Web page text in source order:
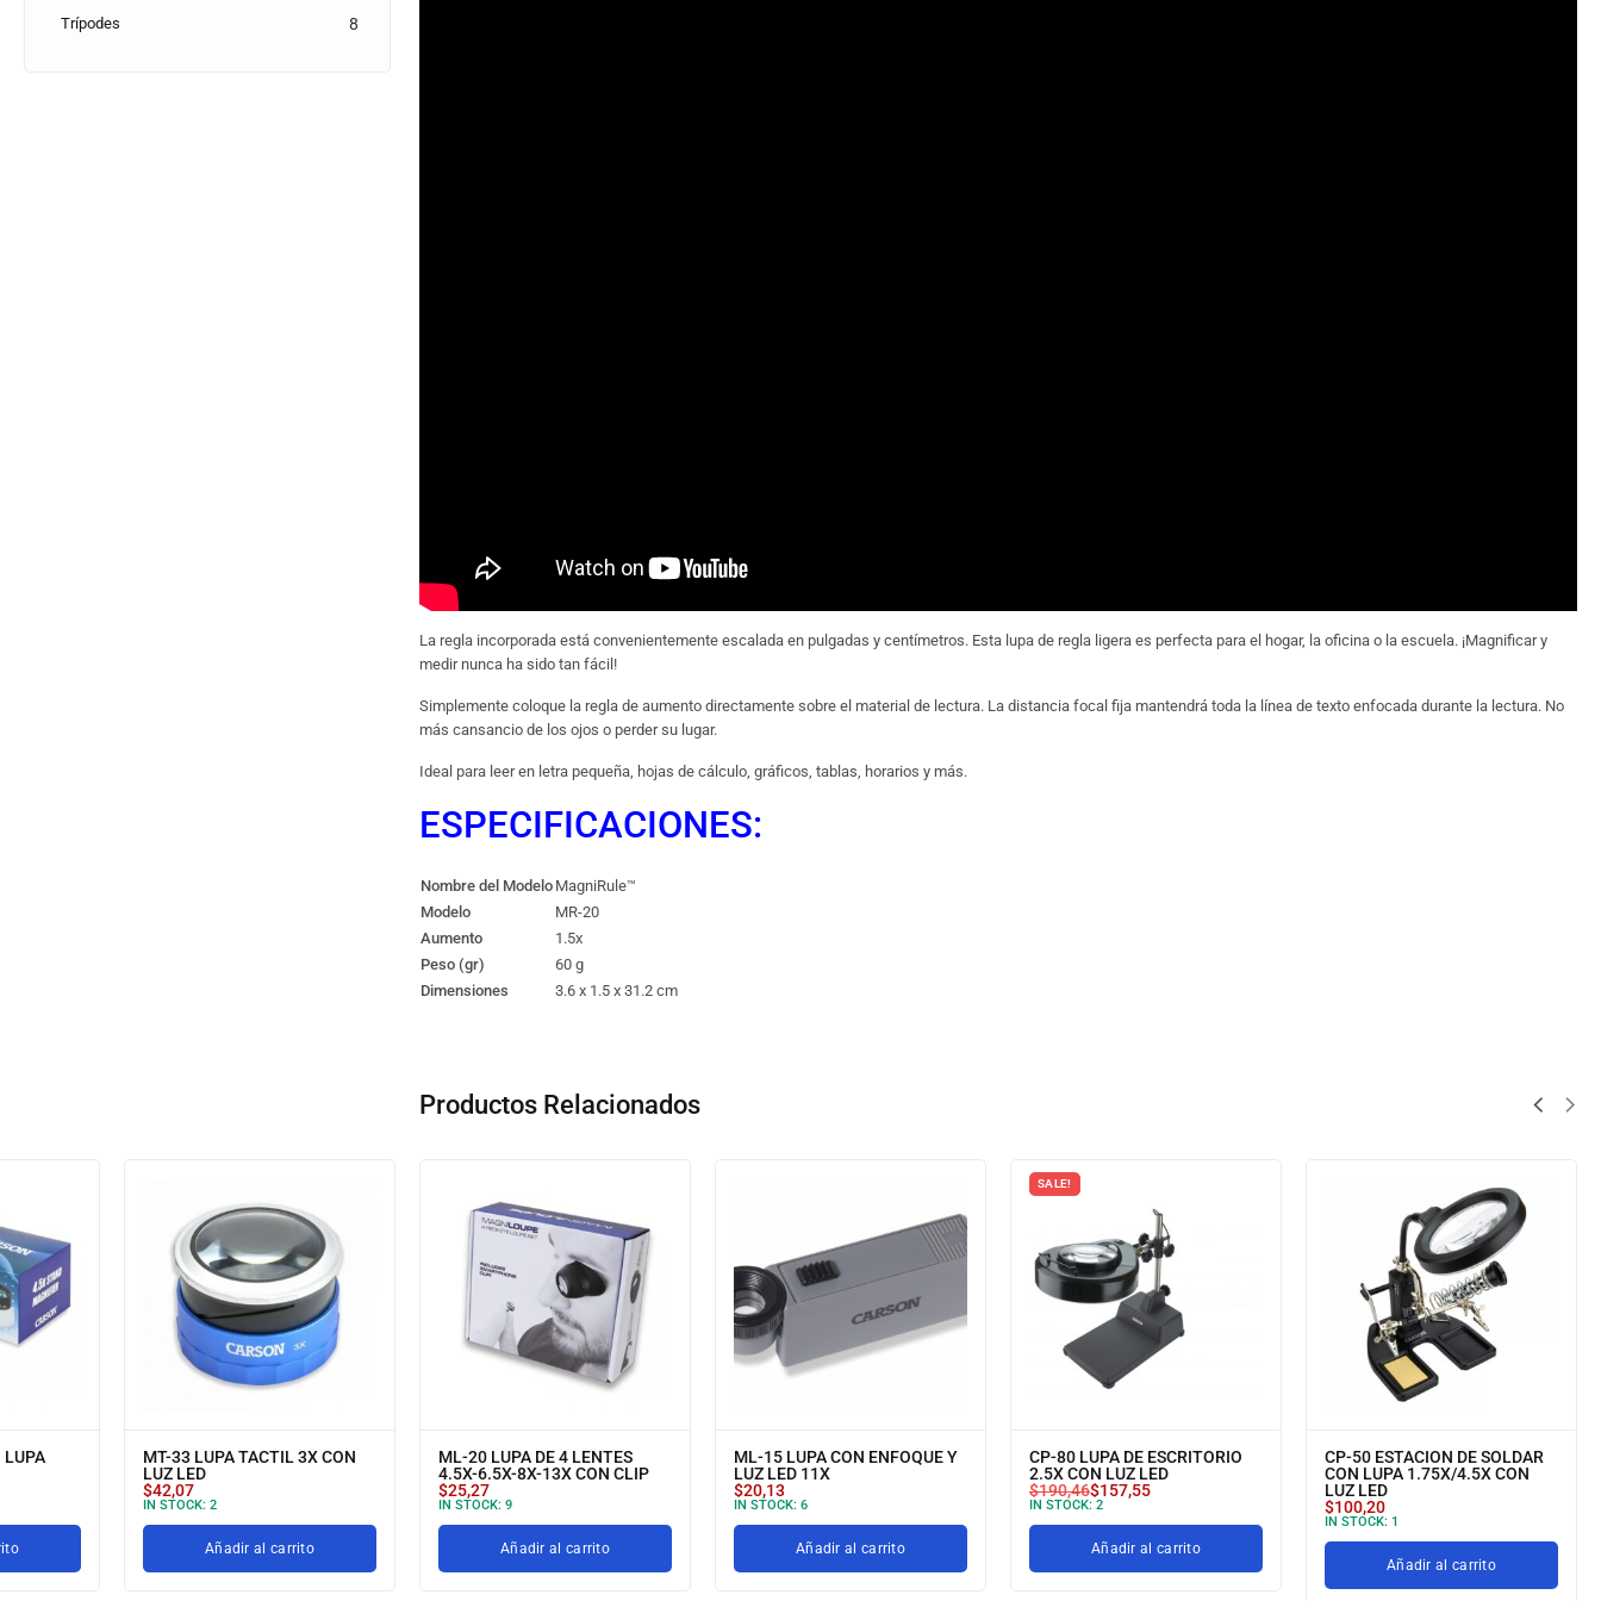
La regla incorporada está convenientemente escalada en pulgadas y centímetros. Esta lupa de regla ligera es perfecta para el hogar, la oficina o la escuela. ¡Magnificar y
medir nunca ha sido tan fácil!
Simplemente coloque la regla de aumento directamente sobre el material de lectura. La distancia focal fija mantendrá toda la línea de texto enfocada durante la lectura. No
más cansancio de los ojos o perder su lugar.
Ideal para leer en letra pequeña, hojas de cálculo, gráficos, tablas, horarios y más.
ESPECIFICACIONES:
Nombre del Modelo MagniRule™
Modelo
MR-20
Aumento
1.5x
Peso (gr)
60 g
Dimensiones
3.6 x 1.5 x 31.2 cm
Productos Relacionados
MT-33 LUPA TACTIL 3X CON
LUZ LED
$42,07
IN STOCK: 2
Añadir al carrito
ML-20 LUPA DE 4 LENTES
4.5X-6.5X-8X-13X CON CLIP
$25,27
IN STOCK: 9
Añadir al carrito
ML-15 LUPA CON ENFOQUE Y
LUZ LED 11X
$20,13
IN STOCK: 6
Añadir al carrito
SALE!
CP-80 LUPA DE ESCRITORIO
2.5X CON LUZ LED
$190,46$157,55
IN STOCK: 2
Añadir al carrito
CP-50 ESTACION DE SOLDAR
CON LUPA 1.75X/4.5X CON
LUZ LED
$100,20
IN STOCK: 1
Añadir al carrito
Trípodes 8